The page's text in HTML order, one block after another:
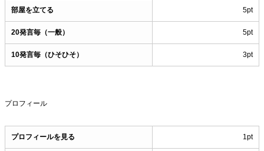
部屋を立てる 5pt
20発言毎（一般） 5pt
10発言毎（ひそひそ） 3pt
プロフィール
プロフィールを見る 1pt